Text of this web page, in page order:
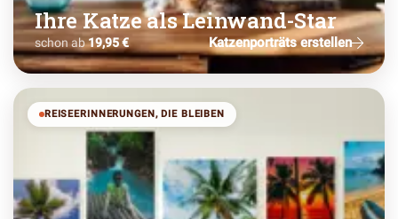
Ihre Katze als Leinwand-Star
schon ab19,95 € Katzenporträts erstellen
REISEERINNERUNGEN, DIE BLEIBEN